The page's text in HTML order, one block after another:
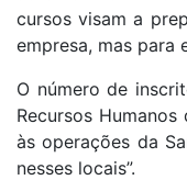
cursos visam a
empresa, mas para
O número de
Recursos
às operações da
nesses locais”.